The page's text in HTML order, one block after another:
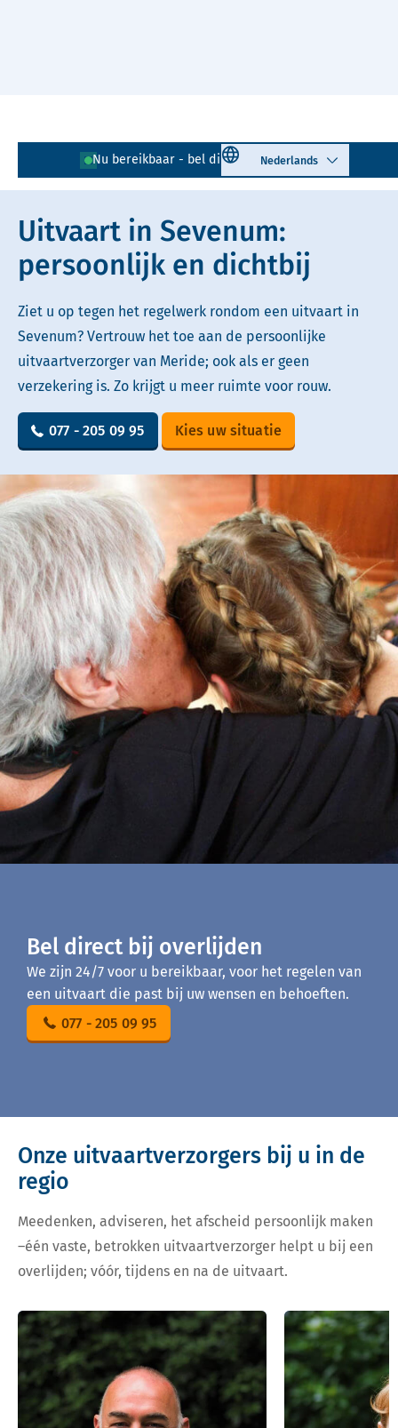
Nu bereikbaar - bel direct! 077 - 205 09 95
Select language
Lees voor Uitleg woorden
Simpele tekst
Uitvaart in Sevenum:
persoonlijk en dichtbij
Ziet u op tegen het regelwerk rondom een uitvaart in
Sevenum? Vertrouw het toe aan de persoonlijke
uitvaartverzorger van Meride; ook als er geen
verzekering is. Zo krijgt u meer ruimte voor rouw.
077 - 205 09 95 Kies uw situatie
Bel direct bij overlijden
We zijn 24/7 voor u bereikbaar, voor het regelen van
een uitvaart die past bij uw wensen en behoeften.
077 - 205 09 95
Onze uitvaartverzorgers bij u in de
regio
Meedenken, adviseren, het afscheid persoonlijk maken
–één vaste, betrokken uitvaartverzorger helpt u bij een
overlijden; vóór, tijdens en na de uitvaart.